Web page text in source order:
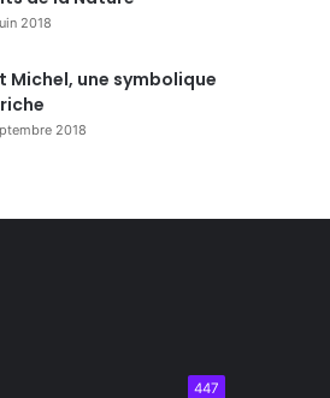
2018
Michel, une symbolique
2018
447